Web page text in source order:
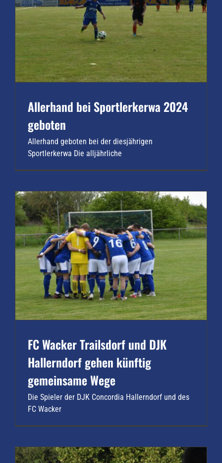
Allerhand bei Sportlerkerwa 2024
geboten
Allerhand geboten bei der diesjährigen
Sportlerkerwa Die alljährliche
FC Wacker Trailsdorf und DJK
Hallerndorf gehen künftig
gemeinsame Wege
Die Spieler der DJK Concordia Hallerndorf und des
FC Wacker